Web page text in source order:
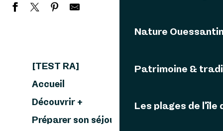
Nature
Patrimoine &
Les plages de l'île
[TEST RA]
Accueil
Découvrir +
Préparer son séjour à Ouessant +